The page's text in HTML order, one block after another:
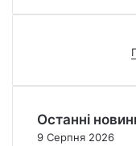
Останні
9 Серпня 2026